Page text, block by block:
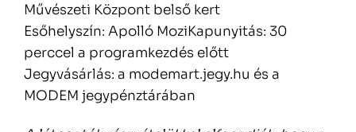
Művészeti Központ belső kert
Esőhelyszín: Apolló MoziKapunyitás: 30
perccel a programkezdés előtt
Jegyvásárlás: a modemart.jegy.hu és a
MODEM jegypénztárában